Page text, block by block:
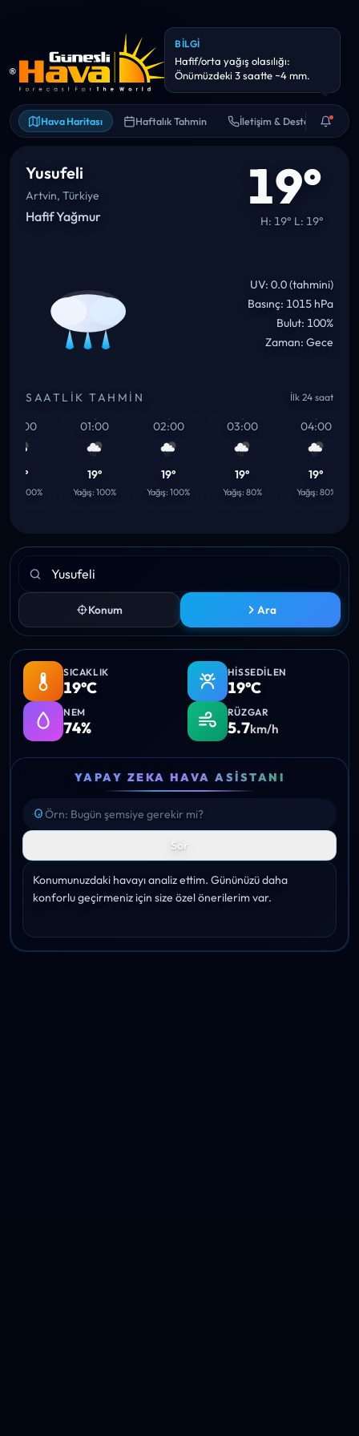
Hava Haritası Haftalık Tahmin İletişim & Destek
ANLIK UYARI
Önümüzdeki saatlerde yağış
ihtimali belirgin: Dış planları
Yusufeli
Artvin, Türkiye
Hafif Yağmur 19°
H: 19° L: 19°
UV: 0.0 (tahmini)
Basınç: 1015 hPa
Bulut: 100%
Zaman: Gece
SAATLIK TAHMIN İlk 24 saat
100%
01:00
19°
Yağış: 100%
02:00
19°
Yağış: 100%
03:00
19°
Yağış: 80%
04:00
19°
Yağış: 80%
Konum Ara
SICAKLIK
19°C
HISSEDILEN
19°C
NEM
74%
RÜZGAR
5.7km/h
YAPAY ZEKA HAVA ASISTANI
Sor
Konumunuzdaki havayı analiz ettim. Gününüzü daha
konforlu geçirmeniz için size özel önerilerim var.